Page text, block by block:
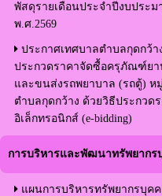
พัสดุรายเดือนประจำปีงบประ
พ.ศ.2569
ประกาศเทศบาลตำบลกุดกว้า
ประกวดราคาจัดซื้อครุภัณฑ์ย
และขนส่งรถพยาบาล (รถตู้) ห
ตำบลกุดกว้าง ด้วยวิธีประกวด
อิเล็กทรอนิกส์ (e-bidding)
การบริหารและพัฒนาทรัพยากร
แผนการบริหารทรัพยากรบุค